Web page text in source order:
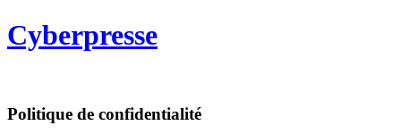
Cyberpresse
Politique de confidentialité